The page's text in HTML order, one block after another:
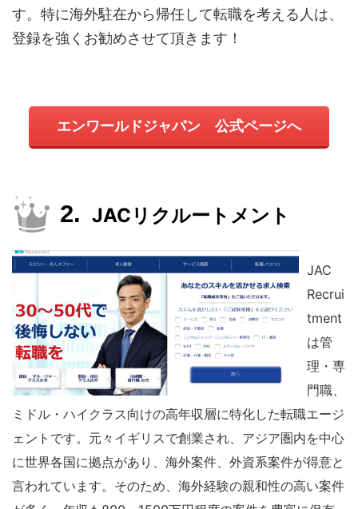
す。特に海外駐在から帰任して転職を考える人は、
登録を強くお勧めさせて頂きます！
エンワールドジャパン 公式ページへ
JACリクルートメント
JAC
Recrui
tment
は管
理・専
門職、
ミドル・ハイクラス向けの高年収層に特化した転職エージ
ェントです。元々イギリスで創業され、アジア圏内を中心
に世界各国に拠点があり、海外案件、外資系案件が得意と
言われています。そのため、海外経験の親和性の高い案件